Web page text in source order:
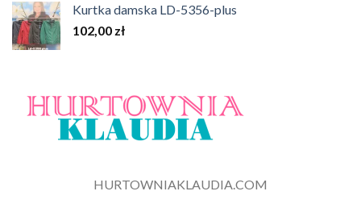
Kurtka damska LD-5356-plus
102,00 zł
HURTOWNIAKLAUDIA.COM